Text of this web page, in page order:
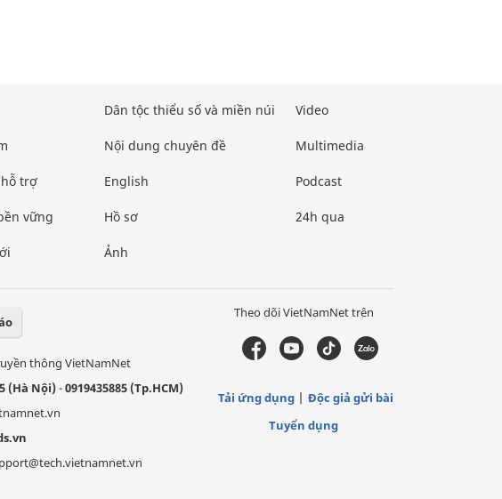
trợ
vững
Dân tộc thiểu số và miền núi
Nội dung chuyên đề
English
Hồ sơ
Ảnh
Video
Multimedia
Podcast
24h qua
thông VietNamNet
(Hà Nội)-0919435885 (Tp.HCM)
Theo dõi VietNamNet trên
Tải ứng dụng
Độc giả gửi bài
Tuyển dụng